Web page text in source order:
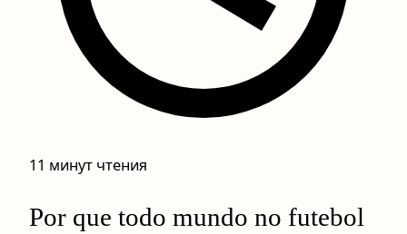
11 минут чтения
Por que todo mundo no futebol